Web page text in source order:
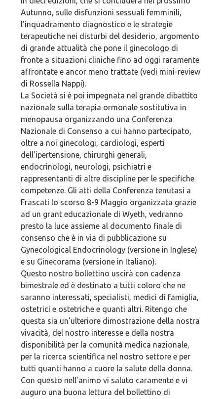
Autunno, sulle disfunzioni sessuali femminili,
l’inquadramento diagnostico e le strategie
terapeutiche nei disturbi del desiderio, argomento
di grande attualità che pone il ginecologo di
fronte a situazioni cliniche fino ad oggi raramente
affrontate e ancor meno trattate (vedi mini-review
di Rossella Nappi).
La Società si è poi impegnata nel grande dibattito
nazionale sulla terapia ormonale sostitutiva in
menopausa organizzando una Conferenza
Nazionale di Consenso a cui hanno partecipato,
oltre a noi ginecologi, cardiologi, esperti
dell’ipertensione, chirurghi generali,
endocrinologi, neurologi, psichiatri e
rappresentanti di altre discipline per le specifiche
competenze. Gli atti della Conferenza tenutasi a
Frascati lo scorso 8-9 Maggio organizzata grazie
ad un grant educazionale di Wyeth, vedranno
presto la luce assieme al documento finale di
consenso che è in via di pubblicazione su
Gynecological Endocrinology (versione in Inglese)
e su Ginecorama (versione in Italiano).
Questo nostro bollettino uscirà con cadenza
bimestrale ed è destinato a tutti coloro che ne
saranno interessati, specialisti, medici di famiglia,
ostetrici e ostetriche e quanti altri. Ritengo che
questa sia un’ulteriore dimostrazione della nostra
vivacità, del nostro interesse e della nostra
disponibilità per la comunità medica nazionale,
per la ricerca scientifica nel nostro settore e per
tutti quanti hanno a cuore la salute della donna.
Con questo nell’animo vi saluto caramente e vi
auguro una buona lettura del bollettino di